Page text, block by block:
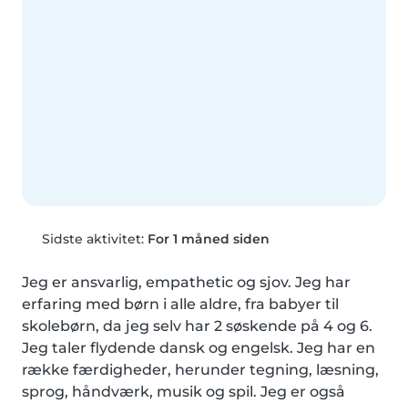
Sidste aktivitet: For 1 måned siden
Jeg er ansvarlig, empathetic og sjov. Jeg har
erfaring med børn i alle aldre, fra babyer til
skolebørn, da jeg selv har 2 søskende på 4 og 6.
Jeg taler flydende dansk og engelsk. Jeg har en
række færdigheder, herunder tegning, læsning,
sprog, håndværk, musik og spil. Jeg er også